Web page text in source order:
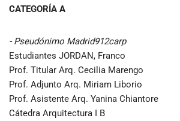
CATEGORÍA A
- Pseudónimo Madrid912carp
Estudiantes JORDAN, Franco
Prof. Titular Arq. Cecilia Marengo
Prof. Adjunto Arq. Miriam Liborio
Prof. Asistente Arq. Yanina Chiantore
Cátedra Arquitectura I B